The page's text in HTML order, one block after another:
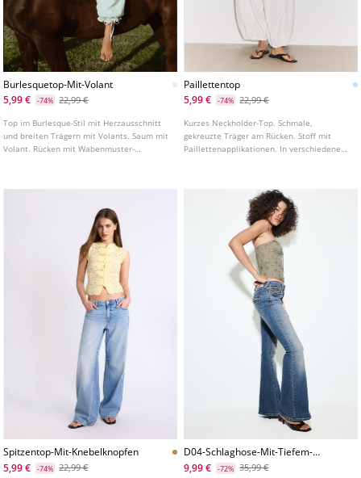
Burlesquetop-Mit-Volant
5,99 €
-74% 22,99 €
Top im Burlesque-Stil mit Herzausschnitt
und breiten Trägern mit Volants. Saum mit
Volant. Rücken mit Wabenmuster-
Paillettentop
5,99 €
-74% 22,99 €
Kurzes Neckholder-Top. Schmale,
gekreuzte Träger am Rücken. Stoff mit
Paillettenapplikationen. In verschiedenen
Spitzentop-Mit-Knebelknopfen
5,99 €
-74% 22,99 €
D04-Schlaghose-Mit-Tiefem-
Bund
9,99 € -72% 35,99 €